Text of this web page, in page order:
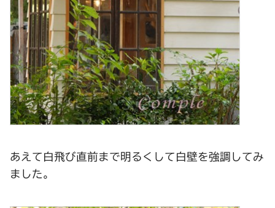
あえて白飛び直前まで明るくして白壁を強調してみ
ました。